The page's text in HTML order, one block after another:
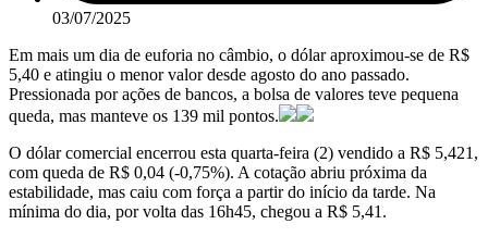
03/07/2025
Em mais um dia de euforia no câmbio, o dólar aproximou-se de R$
5,40 e atingiu o menor valor desde agosto do ano passado.
Pressionada por ações de bancos, a bolsa de valores teve pequena
queda, mas manteve os 139 mil pontos.
O dólar comercial encerrou esta quarta-feira (2) vendido a R$ 5,421,
com queda de R$ 0,04 (-0,75%). A cotação abriu próxima da
estabilidade, mas caiu com força a partir do início da tarde. Na
mínima do dia, por volta das 16h45, chegou a R$ 5,41.